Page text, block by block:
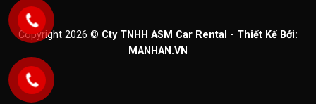
Copyright 2026 © Cty TNHH ASM Car Rental - Thiết Kế Bởi:
MANHAN.VN